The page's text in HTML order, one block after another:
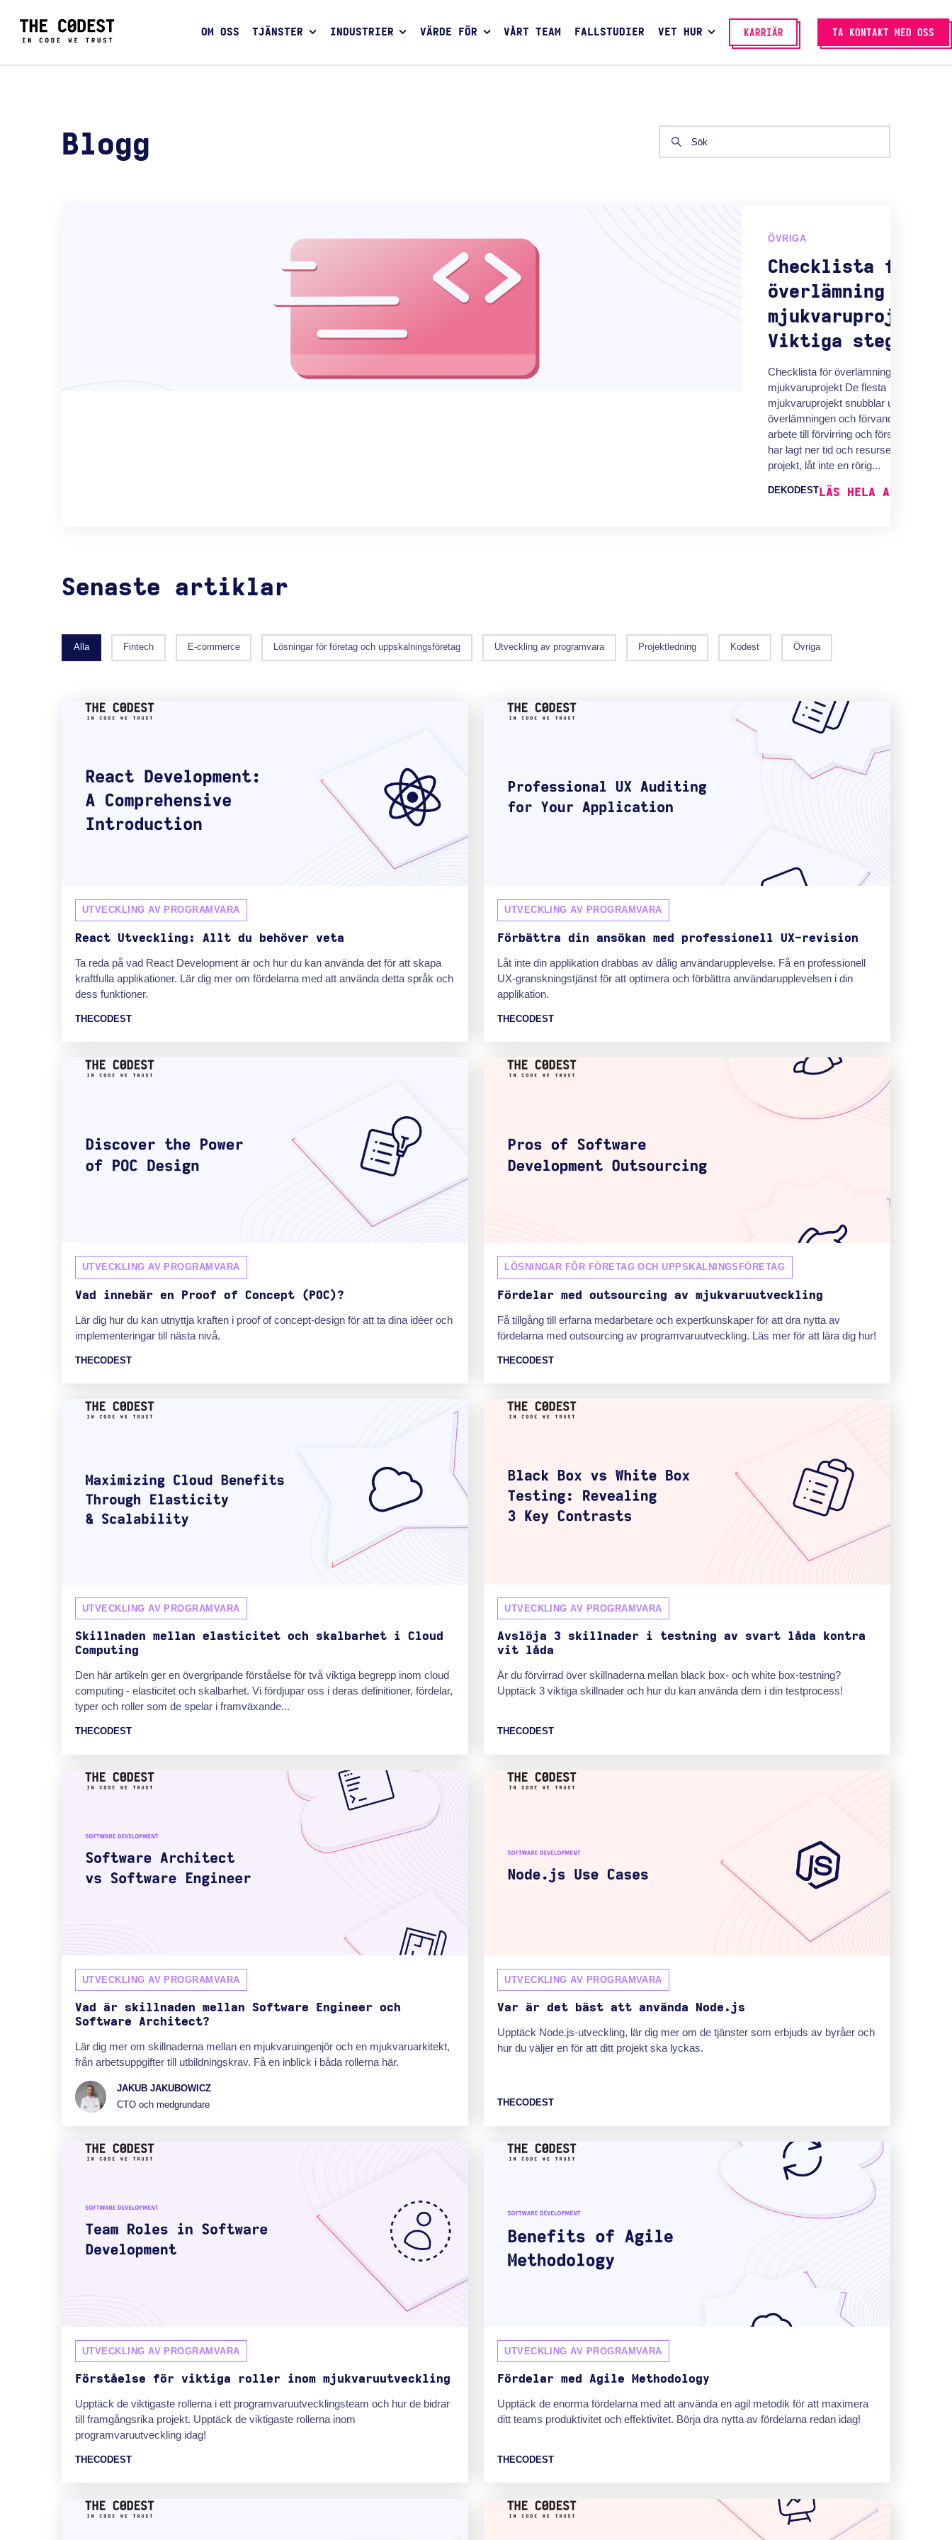
OM OSS TJÄNSTER INDUSTRIER VÄRDE FÖR VÅRT TEAM FALLSTUDIER VET HUR KARRIÄR TA KONTAKT MED OSS
Blogg
ÖVRIGA
Checklista för
överlämning av
mjukvaruprojekt:
Viktiga steg
Checklista för överlämning av
mjukvaruprojekt De flesta
mjukvaruprojekt snubblar under
överlämningen och förvandlar veckor
arbete till förvirring och förseningar. Du
har lagt ner tid och resurser på ditt
projekt, låt inte en rörig...
DEKODEST LÄS HELA ARTIKELN
Senaste artiklar
Alla Fintech E-commerce Lösningar för företag och uppskalningsföretag Utveckling av programvara Projektledning Kodest Övriga
UTVECKLING AV PROGRAMVARA
React Utveckling: Allt du behöver veta
Ta reda på vad React Development är och hur du kan använda det för att skapa
kraftfulla applikationer. Lär dig mer om fördelarna med att använda detta språk och
dess funktioner.
THECODEST
UTVECKLING AV PROGRAMVARA
Förbättra din ansökan med professionell UX-revision
Låt inte din applikation drabbas av dålig användarupplevelse. Få en professionell
UX-granskningstjänst för att optimera och förbättra användarupplevelsen i din
applikation.
THECODEST
UTVECKLING AV PROGRAMVARA
Vad innebär en Proof of Concept (POC)?
Lär dig hur du kan utnyttja kraften i proof of concept-design för att ta dina idéer och
implementeringar till nästa nivå.
THECODEST
LÖSNINGAR FÖR FÖRETAG OCH UPPSKALNINGSFÖRETAG
Fördelar med outsourcing av mjukvaruutveckling
Få tillgång till erfarna medarbetare och expertkunskaper för att dra nytta av
fördelarna med outsourcing av programvaruutveckling. Läs mer för att lära dig hur!
THECODEST
UTVECKLING AV PROGRAMVARA
Skillnaden mellan elasticitet och skalbarhet i Cloud
Computing
Den här artikeln ger en övergripande förståelse för två viktiga begrepp inom cloud
computing - elasticitet och skalbarhet. Vi fördjupar oss i deras definitioner, fördelar,
typer och roller som de spelar i framväxande...
THECODEST
UTVECKLING AV PROGRAMVARA
Avslöja 3 skillnader i testning av svart låda kontra
vit låda
Är du förvirrad över skillnaderna mellan black box- och white box-testning?
Upptäck 3 viktiga skillnader och hur du kan använda dem i din testprocess!
THECODEST
UTVECKLING AV PROGRAMVARA
Vad är skillnaden mellan Software Engineer och
Software Architect?
Lär dig mer om skillnaderna mellan en mjukvaruingenjör och en mjukvaruarkitekt,
från arbetsuppgifter till utbildningskrav. Få en inblick i båda rollerna här.
JAKUB JAKUBOWICZ
CTO och medgrundare
UTVECKLING AV PROGRAMVARA
Var är det bäst att använda Node.js
Upptäck Node.js-utveckling, lär dig mer om de tjänster som erbjuds av byråer och
hur du väljer en för att ditt projekt ska lyckas.
THECODEST
UTVECKLING AV PROGRAMVARA
Förståelse för viktiga roller inom mjukvaruutveckling
Upptäck de viktigaste rollerna i ett programvaruutvecklingsteam och hur de bidrar
till framgångsrika projekt. Upptäck de viktigaste rollerna inom
programvaruutveckling idag!
THECODEST
UTVECKLING AV PROGRAMVARA
Fördelar med Agile Methodology
Upptäck de enorma fördelarna med att använda en agil metodik för att maximera
ditt teams produktivitet och effektivitet. Börja dra nytta av fördelarna redan idag!
THECODEST